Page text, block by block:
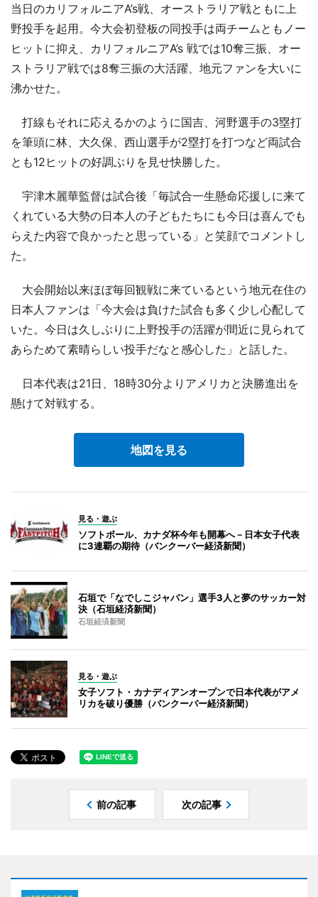
当日のカリフォルニアA’s戦、オーストラリア戦ともに上
野投手を起用。今大会初登板の同投手は両チームともノー
ヒットに抑え、カリフォルニアA’s 戦では10奪三振、オー
ストラリア戦では8奪三振の大活躍、地元ファンを大いに
沸かせた。
打線もそれに応えるかのように国吉、河野選手の3塁打
を筆頭に林、大久保、西山選手が2塁打を打つなど両試合
とも12ヒットの好調ぶりを見せ快勝した。
宇津木麗華監督は試合後「毎試合一生懸命応援しに来て
くれている大勢の日本人の子どもたちにも今日は喜んでも
らえた内容で良かったと思っている」と笑顔でコメントし
た。
大会開始以来ほぼ毎回観戦に来ているという地元在住の
日本人ファンは「今大会は負けた試合も多く少し心配して
いた。今日は久しぶりに上野投手の活躍が間近に見られて
あらためて素晴らしい投手だなと感心した」と話した。
日本代表は21日、18時30分よりアメリカと決勝進出を
懸けて対戦する。
地図を見る
見る・遊ぶ
ソフトボール、カナダ杯今年も開幕へ－日本女子代表
に3連覇の期待（バンクーバー経済新聞）
石垣で「なでしこジャパン」選手3人と夢のサッカー対
決（石垣経済新聞）
石垣経済新聞
見る・遊ぶ
女子ソフト・カナディアンオープンで日本代表がアメ
リカを破り優勝（バンクーバー経済新聞）
前の記事 次の記事